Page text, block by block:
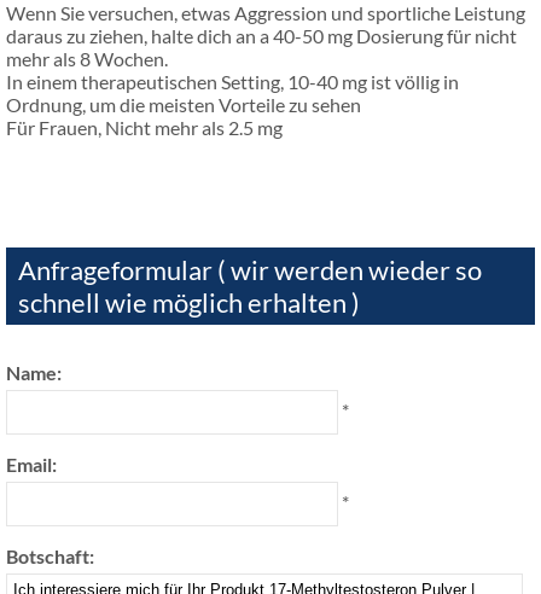
Wenn Sie versuchen, etwas Aggression und sportliche Leistung
daraus zu ziehen, halte dich an a 40-50 mg Dosierung für nicht
mehr als 8 Wochen.
In einem therapeutischen Setting, 10-40 mg ist völlig in
Ordnung, um die meisten Vorteile zu sehen
Für Frauen, Nicht mehr als 2.5 mg
Anfrageformular ( wir werden wieder so
schnell wie möglich erhalten )
Name:
*
Email:
*
Botschaft: